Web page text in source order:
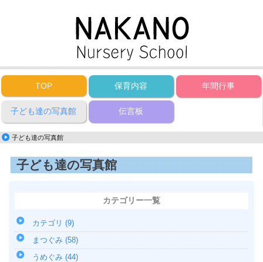
TOP 保育内容 年間行事
子ども達の写真館 伝言板
子ども達の写真館
子ども達の写真館
カテゴリー一覧
カテゴリ (9)
まつぐみ (58)
うめぐみ (44)